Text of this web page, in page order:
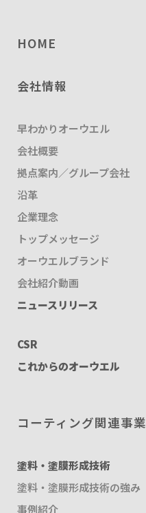
HOME
会社情報
早わかりオーウエル
会社概要
拠点案内／グループ会社
沿革
企業理念
トップメッセージ
オーウエルブランド
会社紹介動画
ニュースリリース
CSR
これからのオーウエル
コーティング関連事業
塗料・塗膜形成技術
塗料・塗膜形成技術の強み
事例紹介